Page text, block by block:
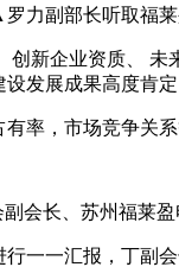
罗力副部长听取福
新企业资质、
发展成果高度肯定
率，市场竞争关系
会长、苏州福莱
一一汇报，丁